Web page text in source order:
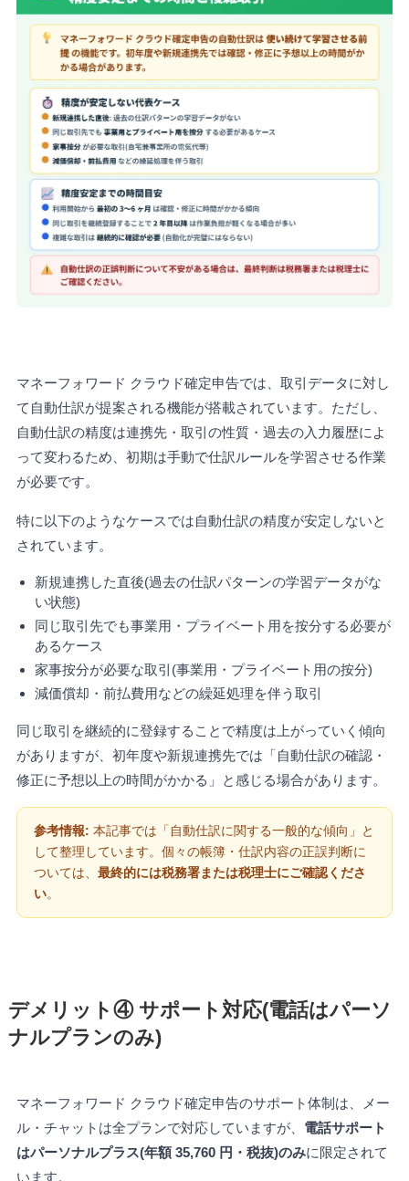
マネーフォワード クラウド確定申告では、取引データに対し
て自動仕訳が提案される機能が搭載されています。ただし、
自動仕訳の精度は連携先・取引の性質・過去の入力履歴によ
って変わるため、初期は手動で仕訳ルールを学習させる作業
が必要です。
特に以下のようなケースでは自動仕訳の精度が安定しないと
されています。
新規連携した直後(過去の仕訳パターンの学習データがな
い状態)
同じ取引先でも事業用・プライベート用を按分する必要が
あるケース
家事按分が必要な取引(事業用・プライベート用の按分)
減価償却・前払費用などの繰延処理を伴う取引
同じ取引を継続的に登録することで精度は上がっていく傾向
がありますが、初年度や新規連携先では「自動仕訳の確認・
修正に予想以上の時間がかかる」と感じる場合があります。
参考情報: 本記事では「自動仕訳に関する一般的な傾向」と
して整理しています。個々の帳簿・仕訳内容の正誤判断に
ついては、 最終的には税務署または税理士にご確認くださ
い。
デメリット④ サポート対応(電話はパーソ
ナルプランのみ)
マネーフォワード クラウド確定申告のサポート体制は、メー
ル・チャットは全プランで対応していますが、 電話サポート
はパーソナルプラス(年額 35,760 円・税抜)のみに限定されて
います。